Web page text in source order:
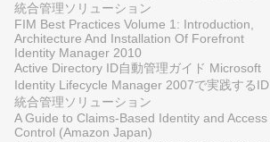
統合管理ソリューション
FIM Best Practices Volume 1: Introduction,
Architecture And Installation Of Forefront
Identity Manager 2010
Active Directory ID自動管理ガイド Microsoft
Identity Lifecycle Manager 2007で実践するID
統合管理ソリューション
A Guide to Claims-Based Identity and Access
Control (Amazon Japan)